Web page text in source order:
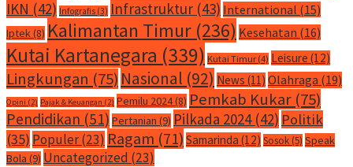
IKN (42) Infografis (3) Infrastruktur (43) International (15)
Iptek(8) Kalimantan Timur (236) Kesehatan (16)
Kutai Kartanegara (339) Kutai Timur (4) Leisure (12)
Lingkungan (75) Nasional (92) News (11) Olahraga (19)
Opini (2) Pajak & Keuangan (2) Pemilu 2024(8) Pemkab Kukar (75)
Pendidikan (51) Pertanian (9) Pilkada 2024(42) Politik
(35) Populer(23) Ragam (71) Samarinda (12) Sosok(5) Speak
Bola (9) Uncategorized (23)